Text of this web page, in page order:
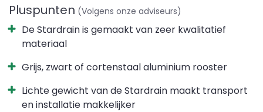
Pluspunten (Volgens onze adviseurs)
De Stardrain is gemaakt van zeer kwalitatief
materiaal
Grijs, zwart of cortenstaal aluminium rooster
Lichte gewicht van de Stardrain maakt transport
en installatie makkelijker